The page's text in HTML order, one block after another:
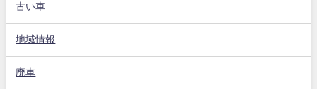
古い車
地域情報
廃車